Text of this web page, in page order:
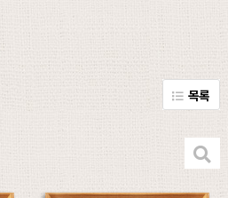
목록